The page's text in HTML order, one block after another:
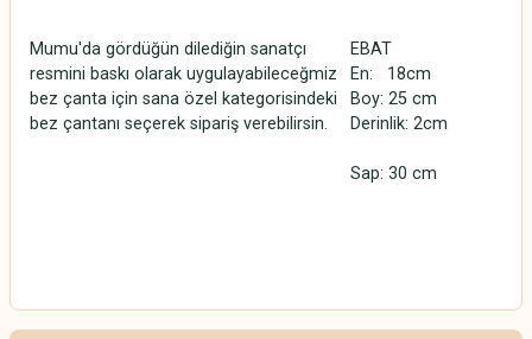
Mumu'da gördüğün dilediğin sanatçı
resmini baskı olarak uygulayabileceğmiz
bez çanta için sana özel kategorisindeki
bez çantanı seçerek sipariş verebilirsin.
EBAT
En: 18cm
Boy: 25 cm
Derinlik: 2cm
Sap: 30 cm